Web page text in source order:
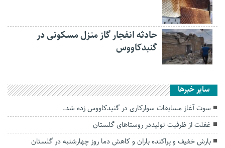
حادثه انفجار گاز منزل مسکونی در
گنبدکاووس
سایر خبرها
سوت آغاز مسابقات سوارکاری در گنبدکاووس زده شد.
غفلت از ظرفیت تولیددر روستاهای گلستان
بارش خفیف و پراکنده باران و کاهش دما روز چهارشنبه در گلستان